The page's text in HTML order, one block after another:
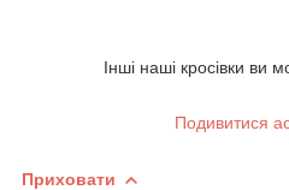
Інші наші кросівки ви
Подивитися
Приховати